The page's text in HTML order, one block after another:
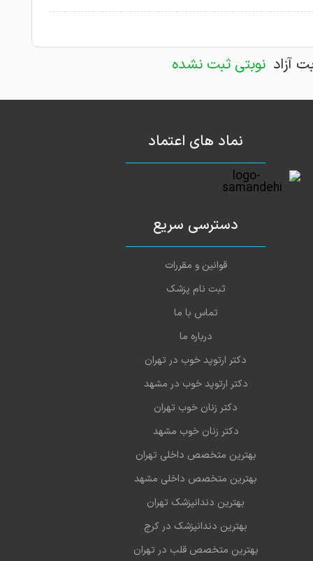
آزاد نوبتی ثبت نشده
نماد های اعتماد
دسترسی سریع
قوانین و مقررات
ثبت نام پزشک
تماس با ما
درباره ما
دکتر ارتوپد خوب در تهران
دکتر ارتوپد خوب در مشهد
دکتر زنان خوب تهران
دکتر زنان خوب مشهد
بهترین متخصص داخلی تهران
بهترین متخصص داخلی مشهد
بهترین دندانپزشک تهران
بهترین دندانپزشک در کرج
بهترین متخصص قلب در تهران